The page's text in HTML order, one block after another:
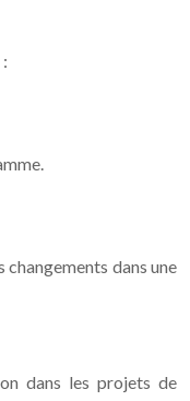
dans une
dans les projets de